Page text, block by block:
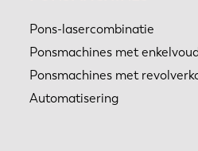
Pons-lasercombinatie
Ponsmachines met
Ponsmachines met
Automatisering